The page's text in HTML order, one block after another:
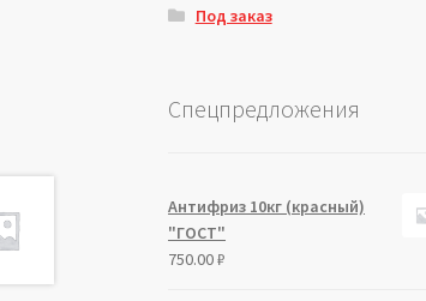
Под заказ
Спецпредложения
Антифриз 10кг (красный)
"ГОСТ"
750.00₽